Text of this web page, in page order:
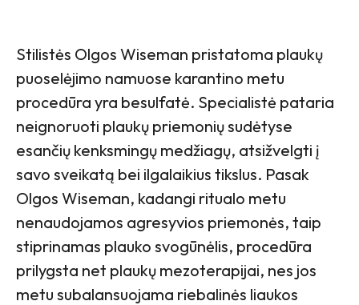
Stilistės Olgos Wiseman pristatoma plaukų
puoselėjimo namuose karantino metu
procedūra yra besulfatė. Specialistė pataria
neignoruoti plaukų priemonių sudėtyse
esančių kenksmingų medžiagų, atsižvelgti į
savo sveikatą bei ilgalaikius tikslus. Pasak
Olgos Wiseman, kadangi ritualo metu
nenaudojamos agresyvios priemonės, taip
stiprinamas plauko svogūnėlis, procedūra
prilygsta net plaukų mezoterapijai, nes jos
metu subalansuojama riebalinės liaukos